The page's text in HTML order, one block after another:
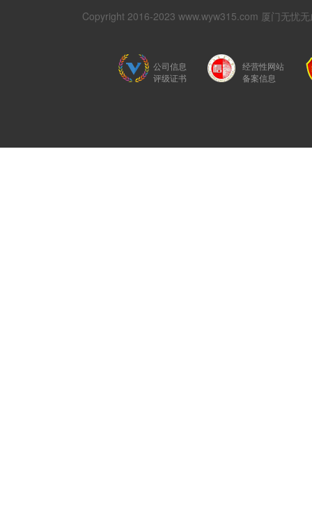
Copyright 2016-2023 www.wyw315.com 厦门无忧
公司信息
评级证书
经营性网站
备案信息